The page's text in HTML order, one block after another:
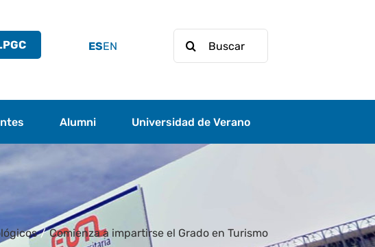
EN
ES
Alumni Universidad de Verano
/ Comienza a impartirse el Grado en Turismo